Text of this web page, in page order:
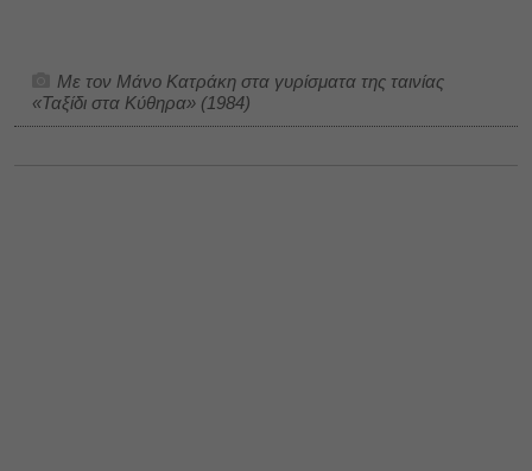
Με τον Μάνο Κατράκη στα γυρίσματα της ταινίας
«Ταξίδι στα Κύθηρα» (1984)